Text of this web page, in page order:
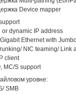
Device mapper
or dynamic IP address
Ethernet with
NIC teaming/ Link
client
MC/S support
уровне:
SMB